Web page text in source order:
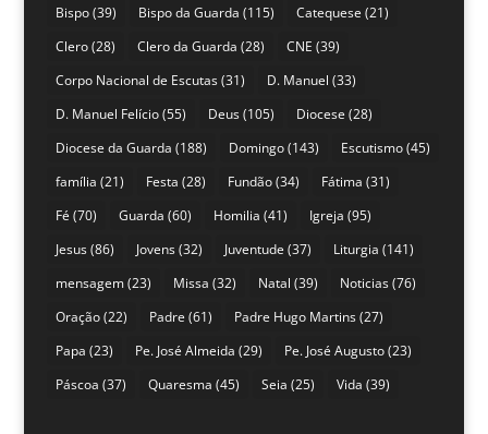
Bispo(39) Bispo da Guarda (115) Catequese (21)
Clero(28) Clero da Guarda (28) CNE (39)
Corpo Nacional de Escutas(31) D. Manuel (33)
D. Manuel Felício(55) Deus(105) Diocese (28)
Diocese da Guarda (188) Domingo(143) Escutismo(45)
família (21) Festa (28) Fundão(34) Fátima (31)
Fé (70) Guarda (60) Homilia (41) Igreja (95)
Jesus(86) Jovens(32) Juventude (37) Liturgia (141)
mensagem(23) Missa (32) Natal (39) Noticias(76)
Oração(22) Padre (61) Padre Hugo Martins(27)
Papa (23) Pe. José Almeida (29) Pe. José Augusto(23)
Páscoa (37) Quaresma (45) Seia (25) Vida (39)